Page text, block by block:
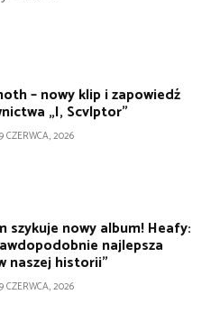
– nowy klip i zapowiedź
„I, Scvlptor”
CZERWCA, 2026
szykuje nowy album! Heafy:
najlepsza
naszej historii”
CZERWCA, 2026